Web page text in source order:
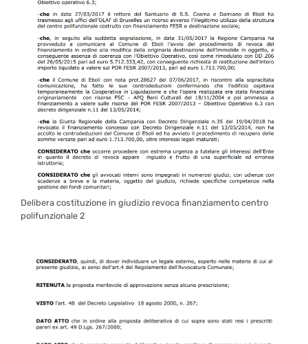
Delibera costituzione in giudizio revoca finanziamento centro
polifunzionale 2